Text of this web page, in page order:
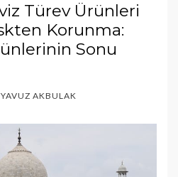
Türev Ürünleri
Korunma:
Sonu
YAVUZ AKBULAK